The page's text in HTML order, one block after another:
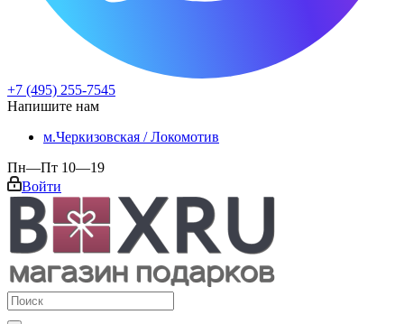
+7 (495) 255-7545
Напишите нам
м.Черкизовская / Локомотив
Пн—Пт 10—19
Войти